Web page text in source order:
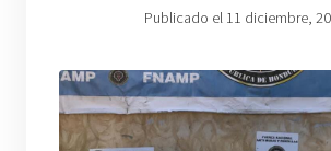
Publicado el 11 diciembre,